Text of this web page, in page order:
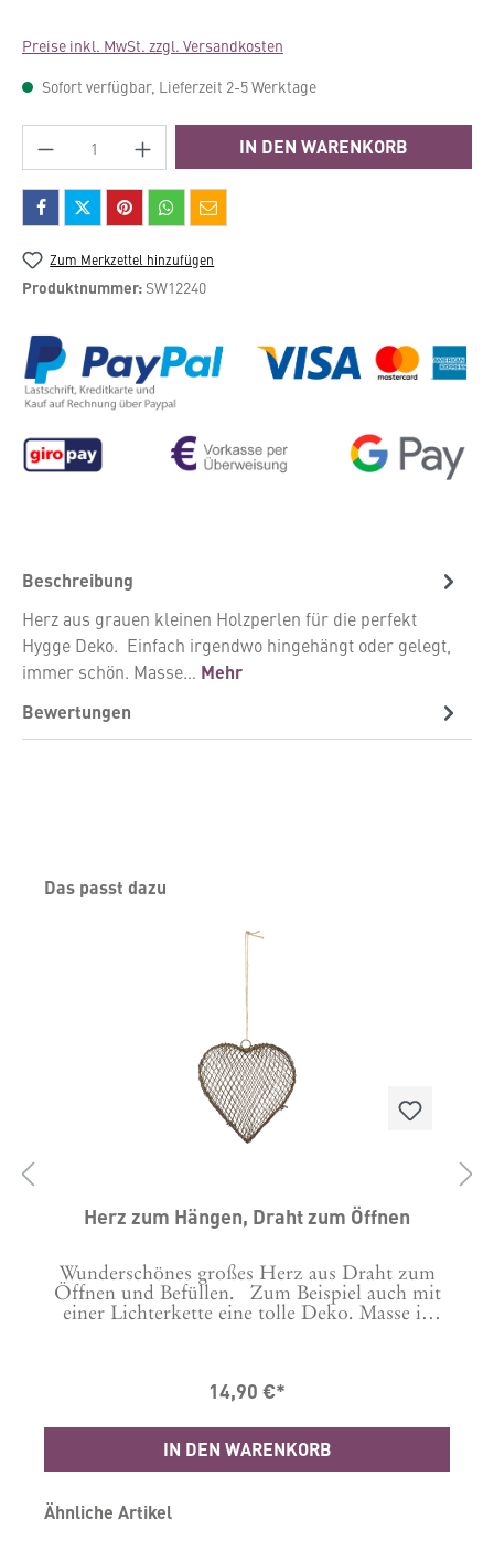
Preise inkl. MwSt. zzgl. Versandkosten
Sofort verfügbar, Lieferzeit 2-5 Werktage
Produkt Anzahl: Gib den gewünschten
IN DEN WARENKORB
Zum Merkzettel hinzufügen
Produktnummer: SW12240
Beschreibung
Herz aus grauen kleinen Holzperlen für die perfekt
Hygge Deko. Einfach irgendwo hingehängt oder gelegt,
immer schön. Masse… Mehr
Bewertungen
Produktgalerie überspringen
Das passt dazu
Herz zum Hängen, Draht zum Öffnen
Wunderschönes großes Herz aus Draht zum
Öffnen und Befüllen. Zum Beispiel auch mit
einer Lichterkette eine tolle Deko. Masse in
14,90 €*
IN DEN WARENKORB
Produktgalerie überspringen
Ähnliche Artikel